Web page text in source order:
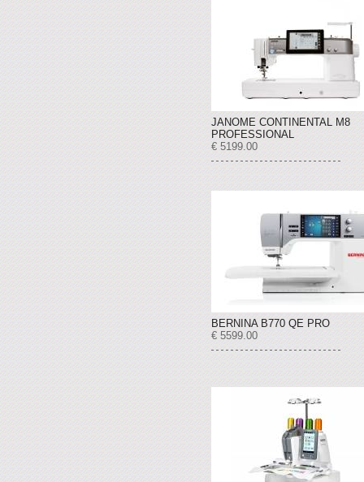
JANOME CONTINENTAL M8
PROFESSIONAL
€ 5199.00
BERNINA B770 QE PRO
€ 5599.00